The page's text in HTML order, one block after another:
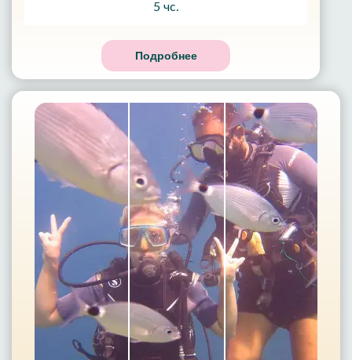
5 чс.
Подробнее